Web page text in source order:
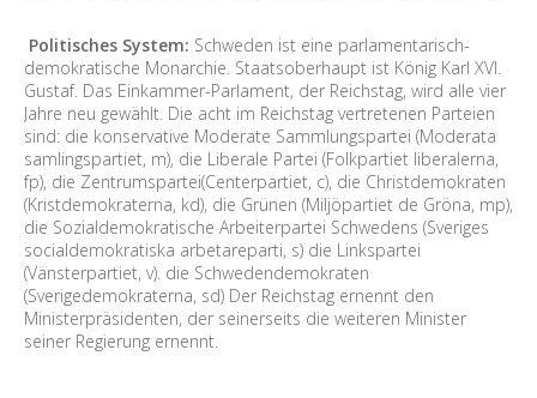
Politisches System: Schweden ist eine parlamentarisch-
demokratische Monarchie. Staatsoberhaupt ist König Karl XVI.
Gustaf. Das Einkammer-Parlament, der Reichstag, wird alle vier
Jahre neu gewählt. Die acht im Reichstag vertretenen Parteien
sind: die konservative Moderate Sammlungspartei (Moderata
samlingspartiet, m), die Liberale Partei (Folkpartiet liberalerna,
fp), die Zentrumspartei(Centerpartiet, c), die Christdemokraten
(Kristdemokraterna, kd), die Grünen (Miljöpartiet de Gröna, mp),
die Sozialdemokratische Arbeiterpartei Schwedens (Sveriges
socialdemokratiska arbetareparti, s) die Linkspartei
(Vänsterpartiet, v). die Schwedendemokraten
(Sverigedemokraterna, sd) Der Reichstag ernennt den
Ministerpräsidenten, der seinerseits die weiteren Minister
seiner Regierung ernennt.